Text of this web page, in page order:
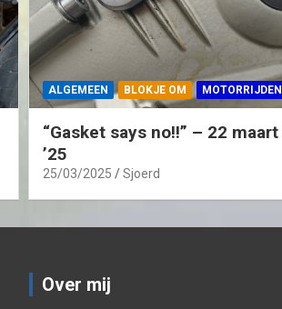
ALGEMEEN BLOKJE OM MOTORRIJDEN
“Gasket says no!!” – 22 maart
’25
25/03/2025 Sjoerd
Over mij